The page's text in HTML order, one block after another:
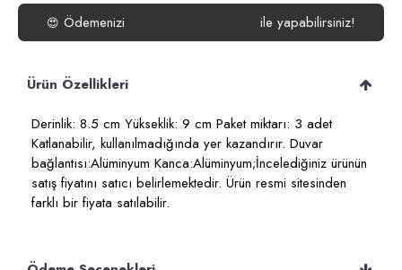
😍 Ödemenizi ile yapabilirsiniz!
Ürün Özellikleri
Derinlik: 8.5 cm Yükseklik: 9 cm Paket miktarı: 3 adet
Katlanabilir, kullanılmadığında yer kazandırır. Duvar
bağlantısı:Alüminyum Kanca:Alüminyum;İncelediğiniz ürünün
satış fiyatını satıcı belirlemektedir. Ürün resmi sitesinden
farklı bir fiyata satılabilir.